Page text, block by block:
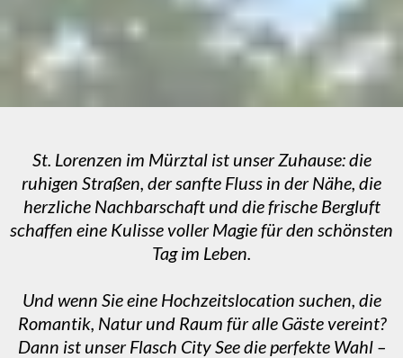
St. Lorenzen im Mürztal ist unser Zuhause: die
ruhigen Straßen, der sanfte Fluss in der Nähe, die
herzliche Nachbarschaft und die frische Bergluft
schaffen eine Kulisse voller Magie für den schönsten
Tag im Leben.
Und wenn Sie eine Hochzeitslocation suchen, die
Romantik, Natur und Raum für alle Gäste vereint?
Dann ist unser Flasch City See die perfekte Wahl –